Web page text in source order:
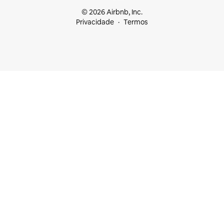
© 2026 Airbnb, Inc.
Privacidade
Termos